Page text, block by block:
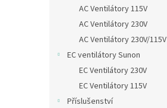
AC Ventilátory 115V
AC Ventilátory 230V
AC Ventilátory 230V/115V
EC ventilátory Sunon
EC Ventilátory 230V
EC Ventilátory 115V
Příslušenství